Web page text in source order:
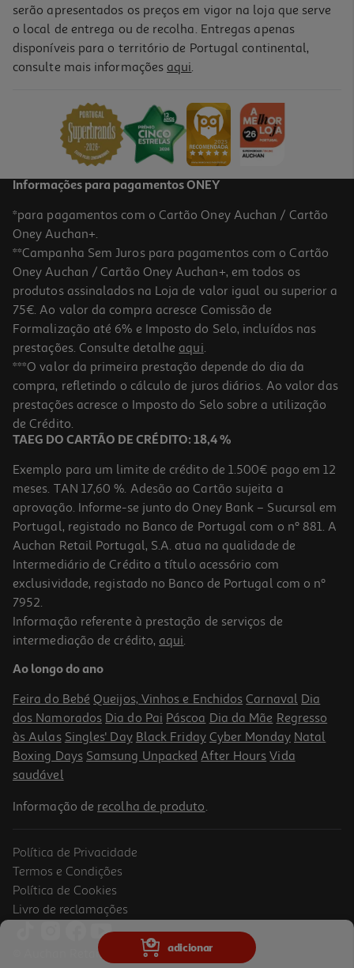
adicionar
Tomate Monolith Com Endro 880g
4.0
Ervilha Seca Hosyaushka Metades 900g
2.54 €/Kg
2,29 €
Couve Hrustyashaya Branca Pouco Salgada 840g
3.92 €/Kg
3,29 €
Cogumelos Steinhauer Chineses 530g
serão apresentados os preços em vigor na loja que serve
o local de entrega ou de recolha. Entregas apenas
disponíveis para o território de Portugal continental,
consulte mais informações aqui.
Informações para pagamentos ONEY
*para pagamentos com o Cartão Oney Auchan / Cartão
Oney Auchan+.
**Campanha Sem Juros para pagamentos com o Cartão
Oney Auchan / Cartão Oney Auchan+, em todos os
produtos assinalados na Loja de valor igual ou superior a
75€. Ao valor da compra acresce Comissão de
Formalização até 6% e Imposto do Selo, incluídos nas
prestações. Consulte detalhe aqui.
***O valor da primeira prestação depende do dia da
compra, refletindo o cálculo de juros diários. Ao valor das
prestações acresce o Imposto do Selo sobre a utilização
de Crédito.
TAEG DO CARTÃO DE CRÉDITO: 18,4 %
Exemplo para um limite de crédito de 1.500€ pago em 12
meses. TAN 17,60 %. Adesão ao Cartão sujeita a
aprovação. Informe-se junto do Oney Bank – Sucursal em
Portugal, registado no Banco de Portugal com o nº 881. A
Auchan Retail Portugal, S.A. atua na qualidade de
Intermediário de Crédito a título acessório com
exclusividade, registado no Banco de Portugal com o nº
7952.
Informação referente à prestação de serviços de
intermediação de crédito, aqui.
Ao longo do ano
Feira do Bebé Queijos, Vinhos e Enchidos Carnaval Dia
dos Namorados Dia do Pai Páscoa Dia da Mãe Regresso
às Aulas Singles' Day Black Friday Cyber Monday Natal
Boxing Days Samsung Unpacked After Hours Vida
saudável
Informação de recolha de produto.
Política de Privacidade
Termos e Condições
Política de Cookies
Livro de reclamações
© Auchan Retail Portugal